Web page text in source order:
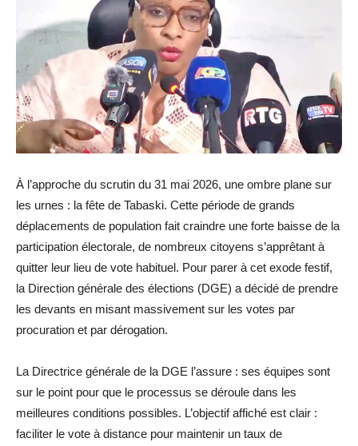
À l’approche du scrutin du 31 mai 2026, une ombre plane sur
les urnes : la fête de Tabaski. Cette période de grands
déplacements de population fait craindre une forte baisse de la
participation électorale, de nombreux citoyens s’apprêtant à
quitter leur lieu de vote habituel. Pour parer à cet exode festif,
la Direction générale des élections (DGE) a décidé de prendre
les devants en misant massivement sur les votes par
procuration et par dérogation.
La Directrice générale de la DGE l’assure : ses équipes sont
sur le point pour que le processus se déroule dans les
meilleures conditions possibles. L’objectif affiché est clair :
faciliter le vote à distance pour maintenir un taux de